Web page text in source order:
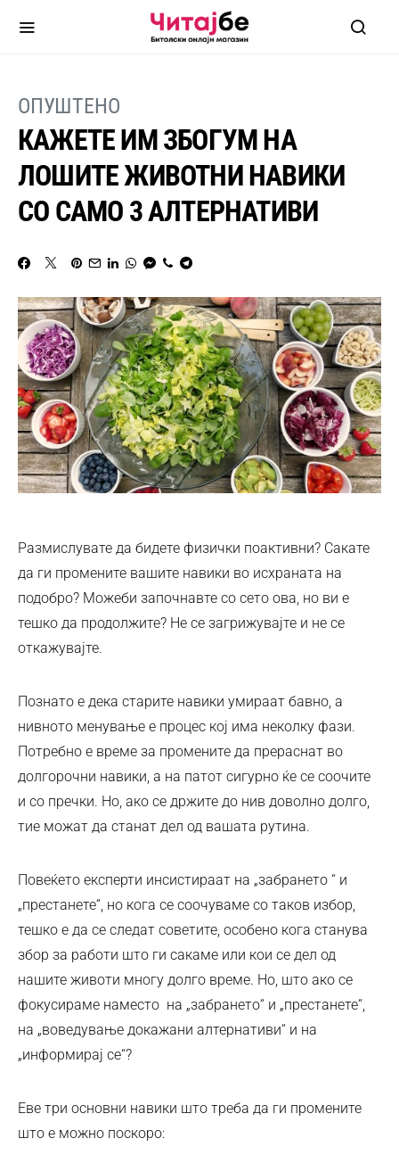
ОПУШТЕНО
КАЖЕТЕ ИМ ЗБОГУМ НА
ЛОШИТЕ ЖИВОТНИ НАВИКИ
СО САМО 3 АЛТЕРНАТИВИ
Размислувате да бидете физички поактивни? Сакате
да ги промените вашите навики во исхраната на
подобро? Можеби започнавте со сето ова, но ви е
тешко да продолжите? Не се загрижувајте и не се
откажувајте.
Познато е дека старите навики умираат бавно, а
нивното менување е процес кој има неколку фази.
Потребно e време за промените да прераснат во
долгорочни навики, а на патот сигурно ќе се соочите
и со пречки. Но, ако се држите до нив доволно долго,
тие можат да станат дел од вашата рутина.
Повеќето експерти инсистираат на „забрането “ и
„престанете“, но кога се соочуваме со таков избор,
тешко е да се следат советите, особено кога станува
збор за работи што ги сакаме или кои се дел од
нашите животи многу долго време. Но, што ако се
фокусираме наместо на „забрането“ и „престанете“,
на „воведување докажани алтернативи“ и на
„информирај се“?
Еве три основни навики што треба да ги промените
што е можно поскоро: